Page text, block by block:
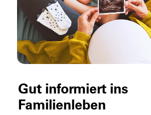
Gut informiert ins
Familienleben